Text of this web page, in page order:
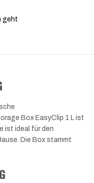
geht
Box EasyClip 1 L ist
ist ideal für den
Die Box stammt